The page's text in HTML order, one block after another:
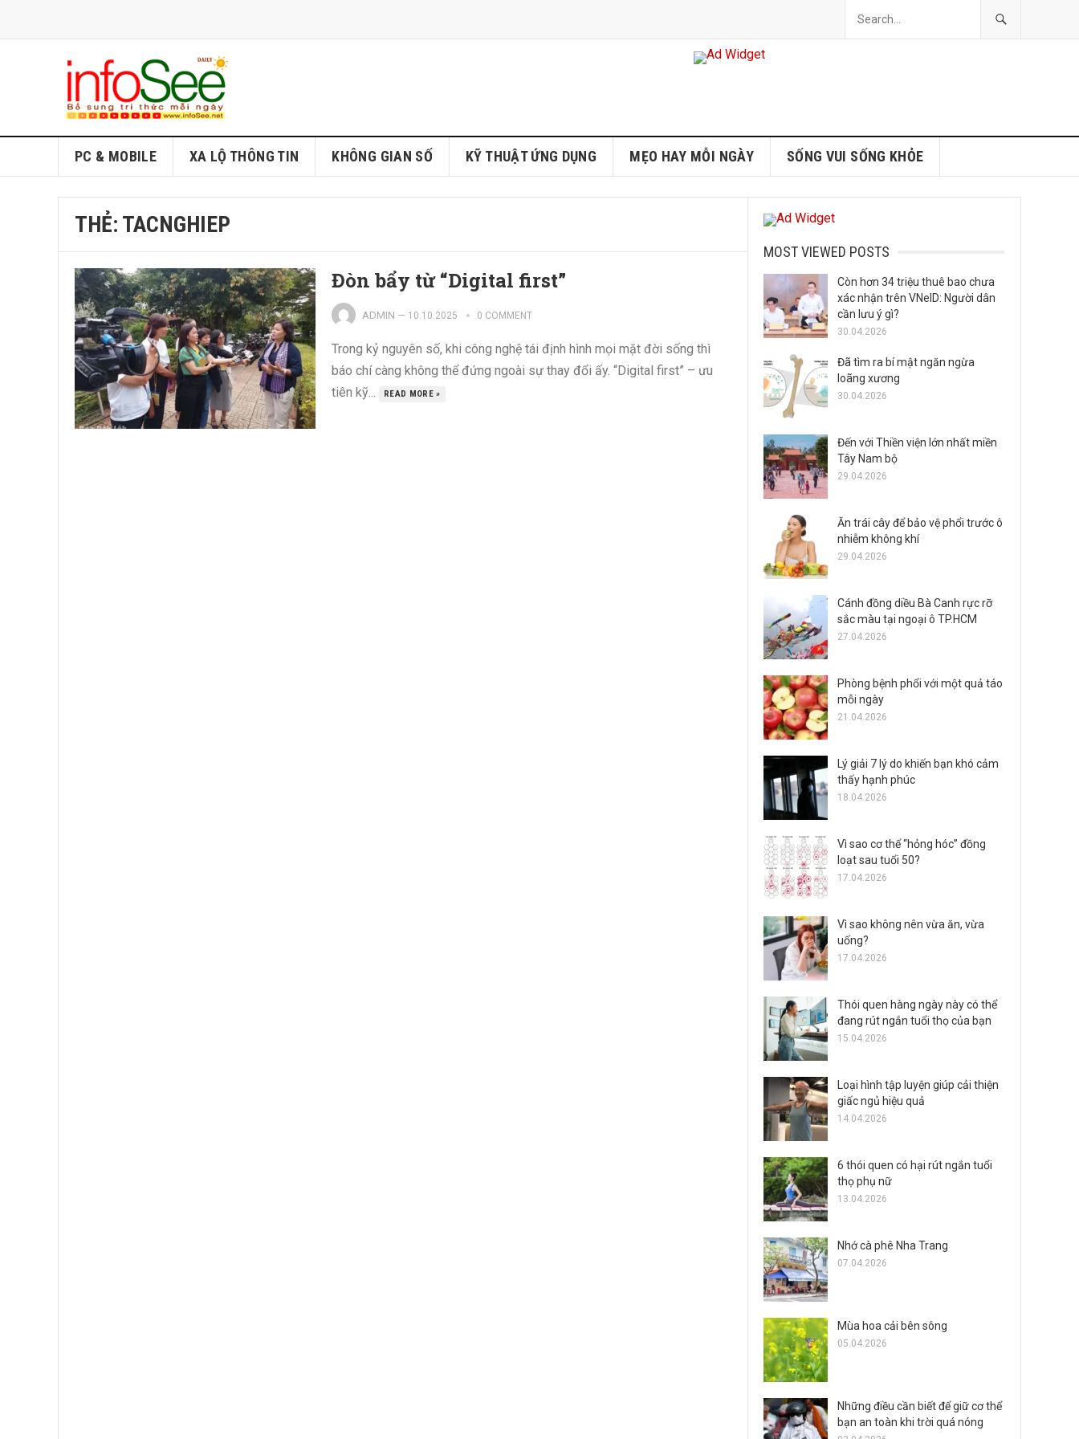
PC & MOBILE XA LỘ THÔNG TIN KHÔNG GIAN SỐ KỸ THUẬT ỨNG DỤNG MẸO HAY MỖI NGÀY SỐNG VUI SỐNG KHỎE
THẺ: TACNGHIEP
Đòn bẩy từ “Digital first”
ADMIN — 10.10.2025 0 COMMENT
Trong kỷ nguyên số, khi công nghệ tái định hình mọi mặt đời sống thì
báo chí càng không thể đứng ngoài sự thay đổi ấy. “Digital first” – ưu
tiên kỹ...
READ MORE »
MOST VIEWED POSTS
Còn hơn 34 triệu thuê bao chưa
xác nhận trên VNeID: Người dân
cần lưu ý gì?
30.04.2026
Đã tìm ra bí mật ngăn ngừa
loãng xương
30.04.2026
Đến với Thiền viện lớn nhất miền
Tây Nam bộ
29.04.2026
Ăn trái cây để bảo vệ phổi trước ô
nhiễm không khí
29.04.2026
Cánh đồng diều Bà Canh rực rỡ
sắc màu tại ngoại ô TP.HCM
27.04.2026
Phòng bệnh phổi với một quả táo
mỗi ngày
21.04.2026
Lý giải 7 lý do khiến bạn khó cảm
thấy hạnh phúc
18.04.2026
Vì sao cơ thể “hỏng hóc” đồng
loạt sau tuổi 50?
17.04.2026
Vì sao không nên vừa ăn, vừa
uống?
17.04.2026
Thói quen hàng ngày này có thể
đang rút ngắn tuổi thọ của bạn
15.04.2026
Loại hình tập luyện giúp cải thiện
giấc ngủ hiệu quả
14.04.2026
6 thói quen có hại rút ngắn tuổi
thọ phụ nữ
13.04.2026
Nhớ cà phê Nha Trang
07.04.2026
Mùa hoa cải bên sông
05.04.2026
Những điều cần biết để giữ cơ thể
bạn an toàn khi trời quá nóng